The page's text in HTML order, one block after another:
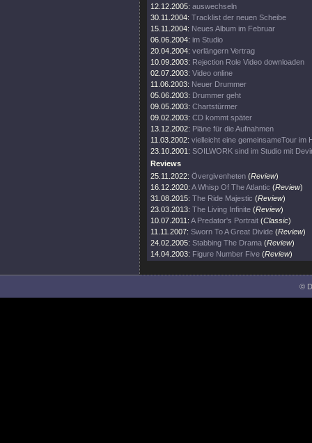
12.12.2005: auswechseln
30.11.2004: Tracklist der neuen Scheibe
15.11.2004: Neues Album im Februar
06.06.2004: im Studio
20.04.2004: verlängern Vertrag
10.09.2003: Rejection Role Video downloaden
02.07.2003: Video online
11.06.2003: Neuer Drummer
05.06.2003: Drummer geht
09.05.2003: Chartstürmer
09.02.2003: CD kommt später
13.12.2002: Pläne für die Aufnahmen
11.03.2002: vielleicht eine gemeinsameTour im
23.10.2001: SOILWORK sind im Studio mit
Reviews
25.11.2022: Övergivenheten (Review)
16.12.2020: A Whisp Of The Atlantic (Review)
31.08.2015: The Ride Majestic (Review)
23.03.2013: The Living Infinite (Review)
10.07.2011: A Predator's Portrait (Classic)
11.11.2007: Sworn To A Great Divide (Review)
24.02.2005: Stabbing The Drama (Review)
14.04.2003: Figure Number Five (Review)
©